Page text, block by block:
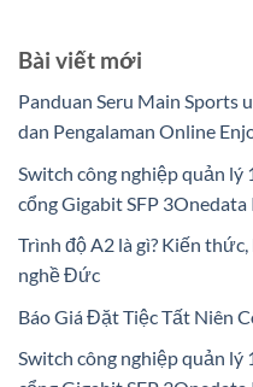
Bài viết mới
Panduan Seru Main
dan Pengalaman Online
Switch công nghiệp quản lý
cổng Gigabit SFP
Trình độ A2 là gì? Kiến
nghề Đức
Báo Giá Đặt Tiệc Tất Niên
Switch công nghiệp quản lý